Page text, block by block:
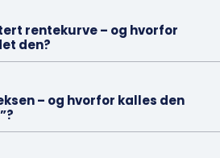
rentekurve – og hvorfor
den?
– og hvorfor kalles den